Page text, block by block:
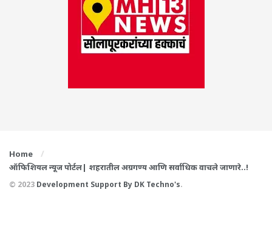
Home
ऑफिशियल न्यूज पोर्टल| शहरातील अग्रगण्य आणि सर्वाधिक वाचले जाणारे..!
© 2023 Development Support By DK Techno's.